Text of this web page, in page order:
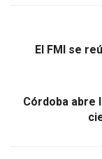
El FMI se
Córdoba abre